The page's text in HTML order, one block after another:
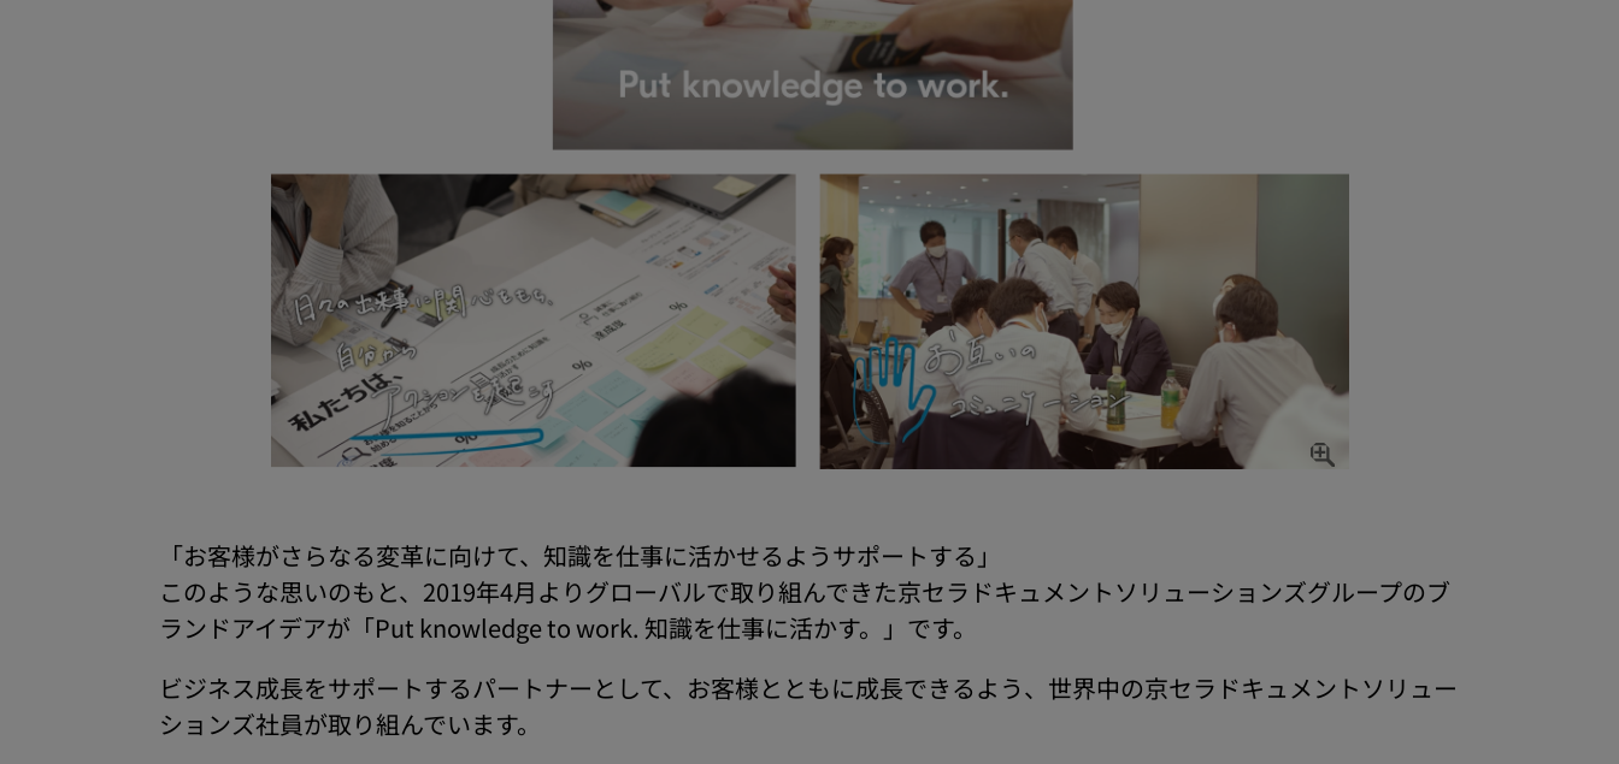
「お客様がさらなる変革に向けて、知識を仕事に活かせるようサポートする」
このような思いのもと、2019年4月よりグローバルで取り組んできた京セラドキュメントソリューションズグループのブ
ランドアイデアが「Put knowledge to work. 知識を仕事に活かす。」です。
ビジネス成長をサポートするパートナーとして、お客様とともに成長できるよう、世界中の京セラドキュメントソリュー
ションズ社員が取り組んでいます。